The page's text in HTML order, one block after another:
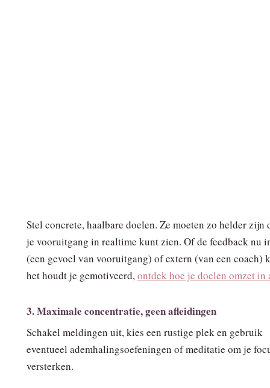
Stel concrete, haalbare doelen. Ze moeten zo helder zijn
je vooruitgang in realtime kunt zien. Of de feedback nu
(een gevoel van vooruitgang) of extern (van een coach)
het houdt je gemotiveerd,ontdek hoe je doelen omzet in
3. Maximale concentratie, geen afleidingen
Schakel meldingen uit, kies een rustige plek en gebruik
eventueel ademhalingsoefeningen of meditatie om je
versterken.